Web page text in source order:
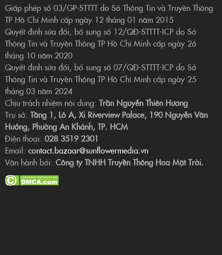
Giấp phép số 03/GP-STTTT do Sở Thông Tin và Truyền Thông
TP Hồ Chí Minh cấp ngày 12 tháng 01 năm 2015
Quyết định sửa đổi, bổ sung số 12/QĐ-STTTT-ICP do Sở
Thông Tin và Truyền Thông TP Hồ Chí Minh cấp ngày 26
tháng 10 năm 2020
Quyết định sửa đổi, bổ sung số 07/QĐ-STTTT-ICP do Sở
Thông Tin và Truyền Thông TP Hồ Chí Minh cấp ngày 25
tháng 03 năm 2024
Chịu trách nhiệm nội dung: Trần Nguyễn Thiên Hương
Trụ sở: Tầng 1, Lô A, Xi Riverview Palace, 190 Nguyễn Văn
Hưởng, Phường An Khánh, TP. HCM
Điện thoại: 028 3519 2301
Email: contact.bazaar@sunflowermedia.vn
Vận hành bởi: Công ty TNHH Truyền Thông Hoa Mặt Trời.